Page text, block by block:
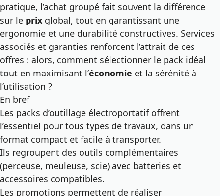
pratique, l’achat groupé fait souvent la différence
sur le prix global, tout en garantissant une
ergonomie et une durabilité constructives. Services
associés et garanties renforcent l’attrait de ces
offres : alors, comment sélectionner le pack idéal
tout en maximisant l’économie et la sérénité à
l’utilisation ?
En bref
Les packs d’outillage électroportatif offrent
l’essentiel pour tous types de travaux, dans un
format compact et facile à transporter.
Ils regroupent des outils complémentaires
(perceuse, meuleuse, scie) avec batteries et
accessoires compatibles.
Les promotions permettent de réaliser